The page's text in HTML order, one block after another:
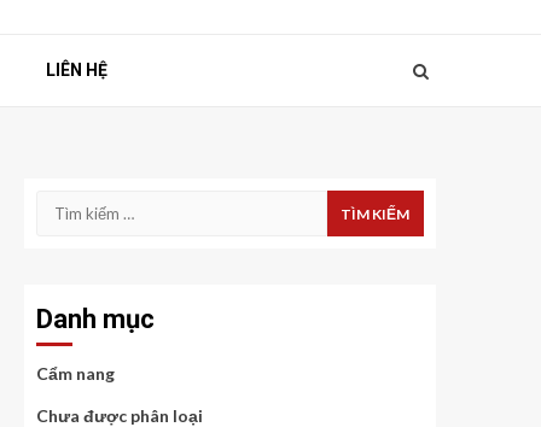
LIÊN HỆ
Tìm
Danh mục
Cẩm nang
Chưa được phân loại